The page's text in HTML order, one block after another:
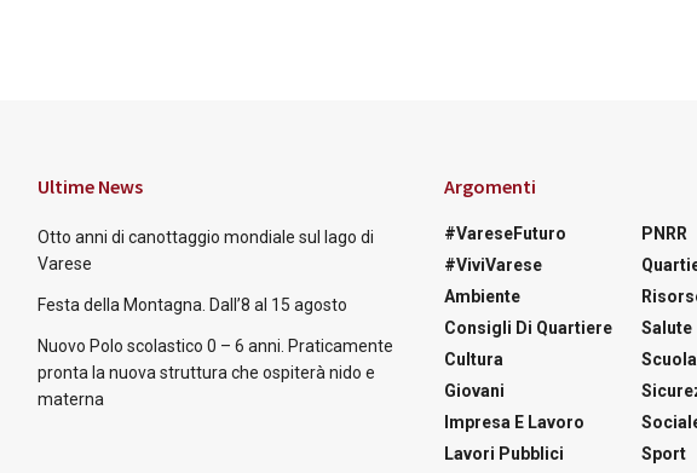
Ultime News
Otto anni di canottaggio mondiale sul lago di
Varese
Festa della Montagna. Dall’8 al 15 agosto
Nuovo Polo scolastico 0 – 6 anni. Praticamente
pronta la nuova struttura che ospiterà nido e
materna
Argomenti
#VareseFuturo
#ViviVarese
Ambiente
Consigli Di Quartiere
Cultura
Giovani
Impresa E Lavoro
Lavori Pubblici
PNRR
Salute
Sport